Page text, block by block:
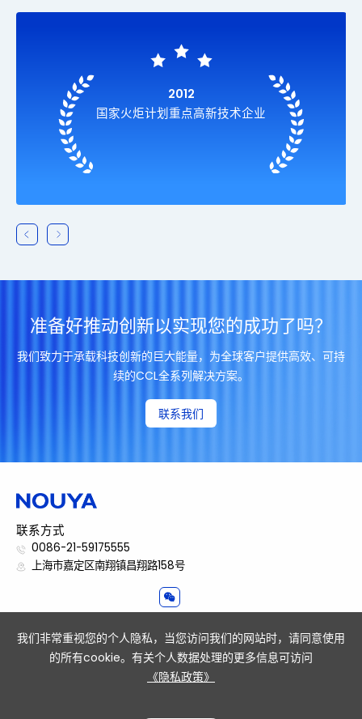
我们非常重视您的个人隐私，当您访问我们的网站时，请同意使用
的所有cookie。有关个人数据处理的更多信息可访问
《隐私政策》
2012
国家火炬计划重点高新技术企业
准备好推动创新以实现您的成功了吗？
我们致力于承载科技创新的巨大能量，为全球客户提供高效、可持
续的CCL全系列解决方案。
联系我们
联系方式
0086-21-59175555
上海市嘉定区南翔镇昌翔路158号
联系我们